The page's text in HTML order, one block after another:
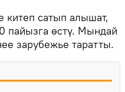
китеп сатып алышат,
пайызга өстү. Мындай
зарубежье таратты.